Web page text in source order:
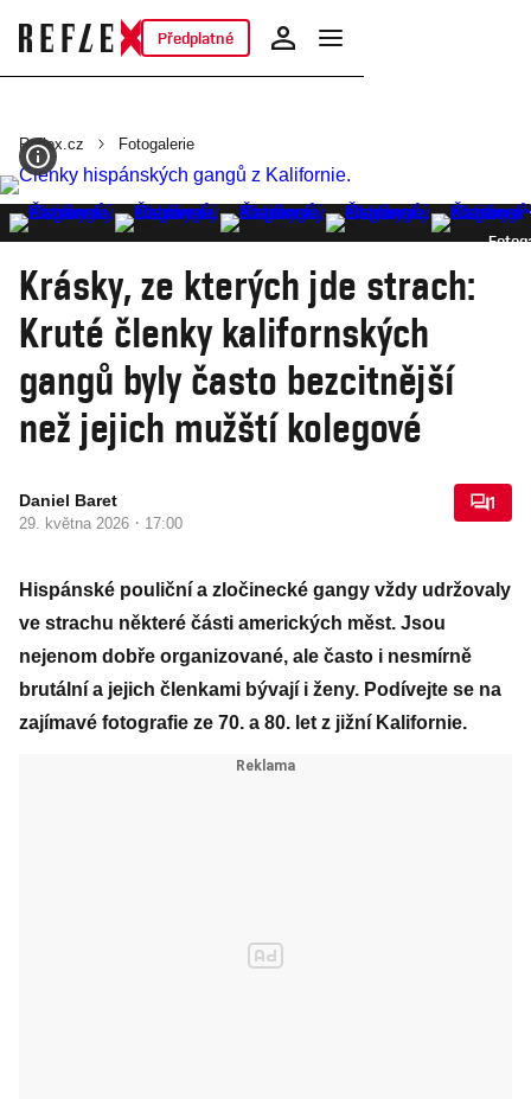
Předplatné
Reflex.cz Fotogalerie
Krásky, ze kterých jde strach:
Kruté členky kalifornských
gangů byly často bezcitnější
než jejich mužští kolegové
Daniel Baret
29. května 2026 · 17:00
1
Hispánské pouliční a zločinecké gangy vždy udržovaly
ve strachu některé části amerických měst. Jsou
nejenom dobře organizované, ale často i nesmírně
brutální a jejich členkami bývají i ženy. Podívejte se na
zajímavé fotografie ze 70. a 80. let z jižní Kalifornie.